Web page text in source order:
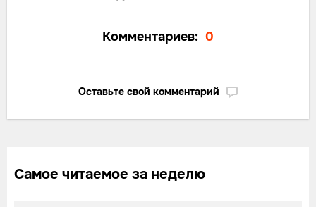
Комментариев: 0
Оставьте свой комментарий
Самое читаемое за неделю